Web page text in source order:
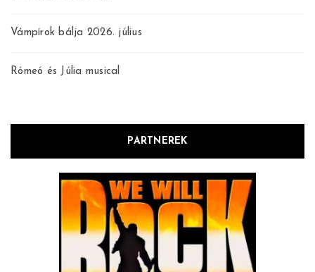
Vámpírok bálja 2026. július
Rómeó és Júlia musical
PARTNEREK